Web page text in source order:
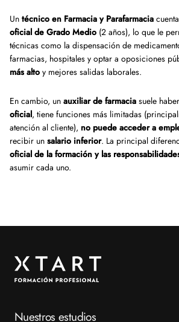
Un técnico en Farmacia y Parafarmacia
oficial de Grado Medio (2 años), lo que le
técnicas como la dispensación de
farmacias, hospitales y optar a oposiciones
más alto y mejores salidas laborales.
En cambio, un auxiliar de farmacia suele
oficial, tiene funciones más limitadas
atención al cliente), no puede acceder a
recibir un salario inferior. La principal
oficial de la formación y las
asumir cada uno.
Nuestros estudios